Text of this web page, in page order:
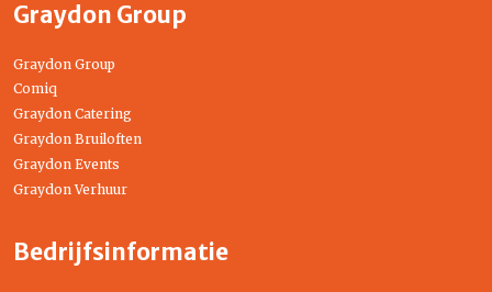
Graydon Group
Graydon Group
Comiq
Graydon Catering
Graydon Bruiloften
Graydon Events
Graydon Verhuur
Bedrijfsinformatie